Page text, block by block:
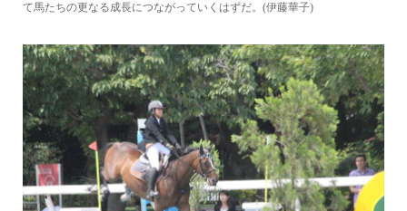
て馬たちの更なる成長につながっていくはずだ。(伊藤華子)